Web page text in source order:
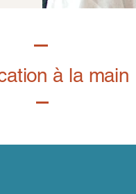
à la main